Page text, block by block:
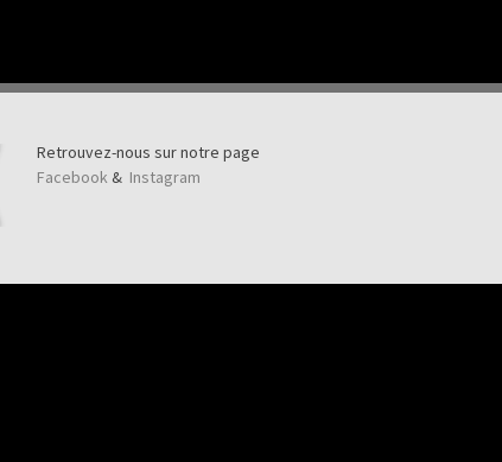
Retrouvez-nous sur notre page
Facebook & Instagram